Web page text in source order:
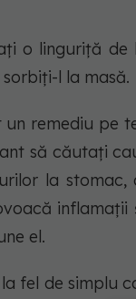
o linguriță
l la masă.
un remediu pe
să căutați
la
el.
fel de simplu